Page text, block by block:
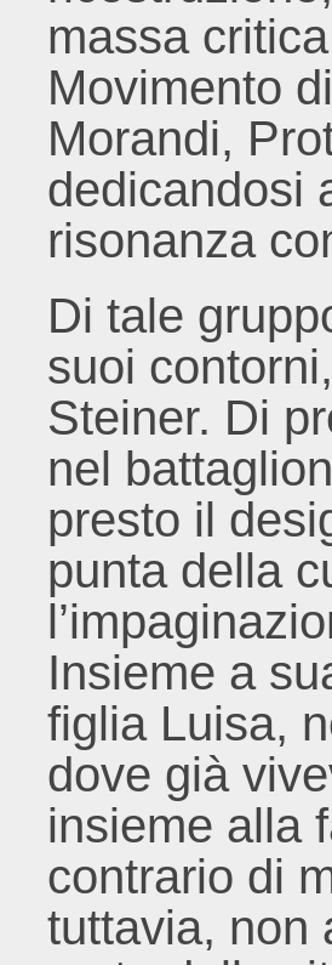
massa
Movimento
Morandi,
dedicandosi
risonanza
Di tale
suoi
Steiner. Di
nel
presto il
punta della
Insieme a
figlia Luisa,
dove già
insieme alla
contrario di
tuttavia, non